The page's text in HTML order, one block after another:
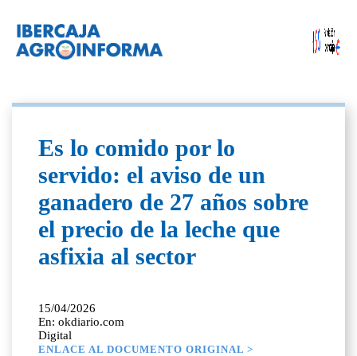
Es lo comido por lo
servido: el aviso de un
ganadero de 27 años sobre
el precio de la leche que
asfixia al sector
15/04/2026
En: okdiario.com
Digital
ENLACE AL DOCUMENTO ORIGINAL >